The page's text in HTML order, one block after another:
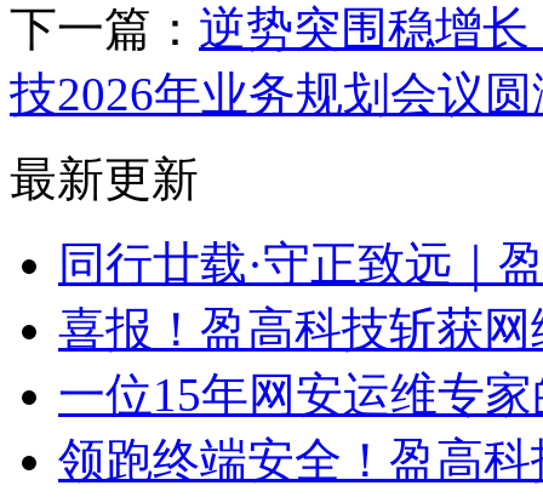
下一篇： 逆势突围稳增
技2026年业务规划会议
最新更新
同行廿载·守正致远｜
喜报！盈高科技斩获
一位15年网安运维专
领跑终端安全！盈高